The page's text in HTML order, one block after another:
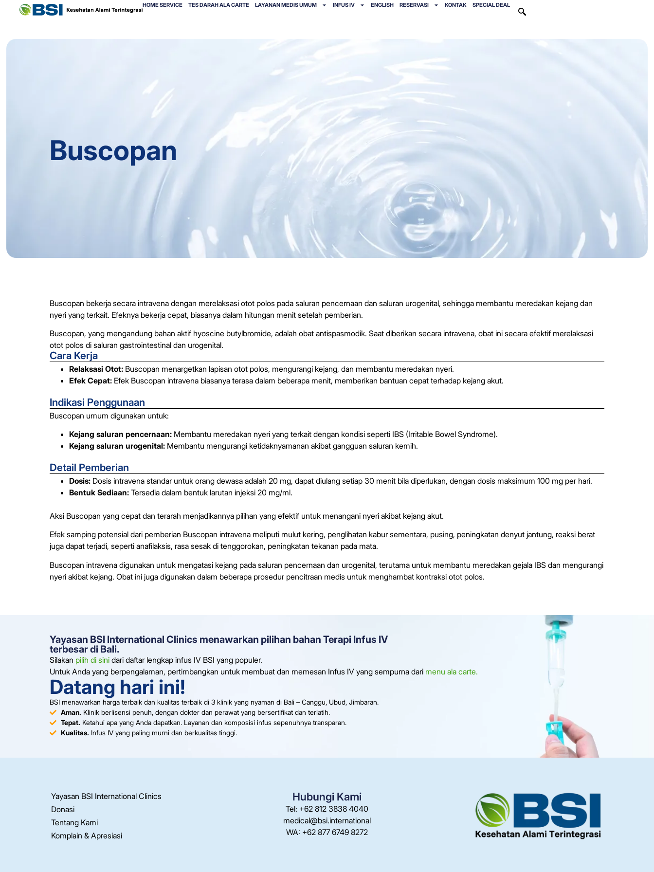
HOME SERVICE TES DARAH ALA CARTE LAYANAN MEDIS UMUM INFUS IV ENGLISH RESERVASI KONTAK SPECIAL DEAL
Buscopan
Buscopan bekerja secara intravena dengan merelaksasi otot polos pada saluran pencernaan dan saluran urogenital, sehingga membantu meredakan kejang dan
nyeri yang terkait. Efeknya bekerja cepat, biasanya dalam hitungan menit setelah pemberian.
Buscopan, yang mengandung bahan aktif hyoscine butylbromide, adalah obat antispasmodik. Saat diberikan secara intravena, obat ini secara efektif merelaksasi
otot polos di saluran gastrointestinal dan urogenital.
Cara Kerja
Relaksasi Otot: Buscopan menargetkan lapisan otot polos, mengurangi kejang, dan membantu meredakan nyeri.
Efek Cepat: Efek Buscopan intravena biasanya terasa dalam beberapa menit, memberikan bantuan cepat terhadap kejang akut.
Indikasi Penggunaan
Buscopan umum digunakan untuk:
Kejang saluran pencernaan: Membantu meredakan nyeri yang terkait dengan kondisi seperti IBS (Irritable Bowel Syndrome).
Kejang saluran urogenital: Membantu mengurangi ketidaknyamanan akibat gangguan saluran kemih.
Detail Pemberian
Dosis: Dosis intravena standar untuk orang dewasa adalah 20 mg, dapat diulang setiap 30 menit bila diperlukan, dengan dosis maksimum 100 mg per hari.
Bentuk Sediaan: Tersedia dalam bentuk larutan injeksi 20 mg/ml.
Aksi Buscopan yang cepat dan terarah menjadikannya pilihan yang efektif untuk menangani nyeri akibat kejang akut.
Efek samping potensial dari pemberian Buscopan intravena meliputi mulut kering, penglihatan kabur sementara, pusing, peningkatan denyut jantung, reaksi berat
juga dapat terjadi, seperti anafilaksis, rasa sesak di tenggorokan, peningkatan tekanan pada mata.
Buscopan intravena digunakan untuk mengatasi kejang pada saluran pencernaan dan urogenital, terutama untuk membantu meredakan gejala IBS dan mengurangi
nyeri akibat kejang. Obat ini juga digunakan dalam beberapa prosedur pencitraan medis untuk menghambat kontraksi otot polos.
Yayasan BSI International Clinics menawarkan pilihan bahan Terapi Infus IV
terbesar di Bali.
Silakan pilih di sini dari daftar lengkap infus IV BSI yang populer.
Untuk Anda yang berpengalaman, pertimbangkan untuk membuat dan memesan Infus IV yang sempurna dari menu ala carte.
Datang hari ini!
BSI menawarkan harga terbaik dan kualitas terbaik di 3 klinik yang nyaman di Bali – Canggu, Ubud, Jimbaran.
Aman. Klinik berlisensi penuh, dengan dokter dan perawat yang bersertifikat dan terlatih.
Tepat. Ketahui apa yang Anda dapatkan. Layanan dan komposisi infus sepenuhnya transparan.
Kualitas. Infus IV yang paling murni dan berkualitas tinggi.
Yayasan BSI International Clinics
Donasi
Tentang Kami
Komplain & Apresiasi
Hubungi Kami
Tel: +62 812 3838 4040
medical@bsi.international
WA: +62 877 6749 8272